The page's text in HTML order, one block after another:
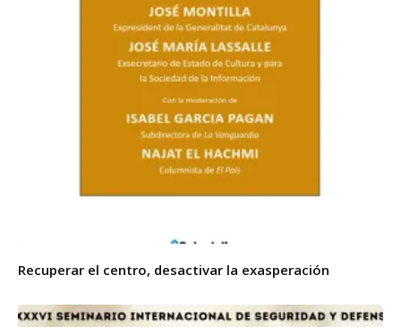
Recuperar el centro, desactivar la exasperación